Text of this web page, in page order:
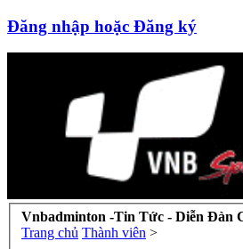
Đăng nhập hoặc Đăng ký
Vnbadminton -Tin Tức - Diễn Đàn
Trang chủ Thành viên >